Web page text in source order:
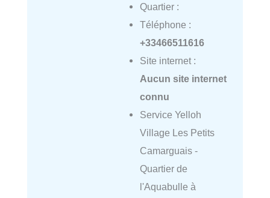
Quartier :
Téléphone :
+33466511616
Site internet :
Aucun site internet
connu
Service Yelloh
Village Les Petits
Camarguais -
Quartier de
l'Aquabulle à